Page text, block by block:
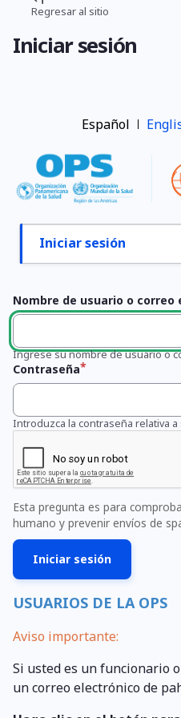
Pasar
contenido
Ruta
de
Regresar al sitio
Iniciar sesión
Español
Primary
Iniciar sesión
Nombre de usuario o correo
Ingrese su nombre de usuario o
Contraseña
Introduzca la contraseña relativa
Esta pregunta es para
humano y prevenir envíos de
USUARIOS DE LA OPS
Aviso importante:
Si usted es un funcionario
un correo electrónico de